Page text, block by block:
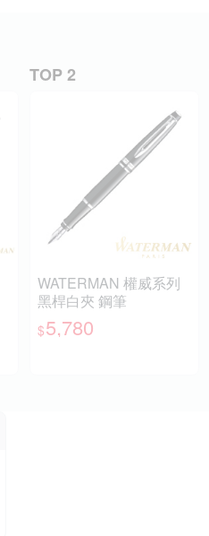
TOP 2
WATERMAN 權威系列
黑桿白夾 鋼筆
$5,780